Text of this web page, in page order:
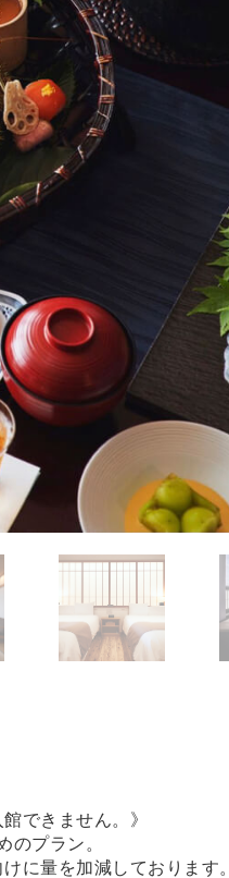
できません。》
のプラン。
に量を加減しております。